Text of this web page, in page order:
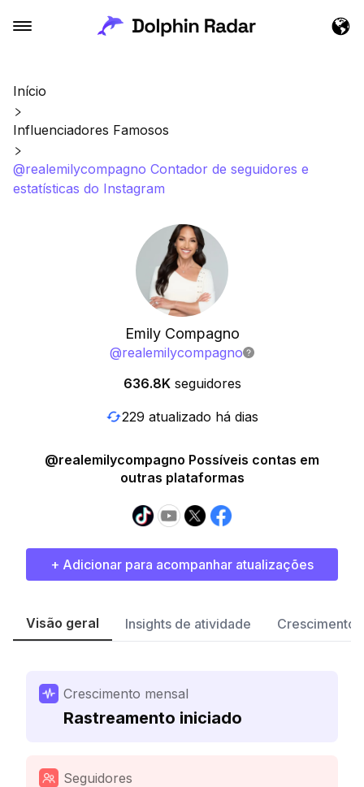
Início
Influenciadores Famosos
@realemilycompagno Contador de seguidores e
estatísticas do Instagram
Emily Compagno
@realemilycompagno
636.8K seguidores
229 atualizado há dias
@realemilycompagno Possíveis contas em
outras plataformas
+ Adicionar para acompanhar atualizações
Visão geral Insights de atividade Crescimento
Crescimento mensal
Rastreamento iniciado
Seguidores